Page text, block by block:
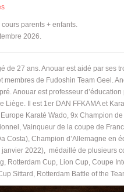
parents + enfants.
2026.
de 27 ans. Anouar est aidé par ses
membres de Fudoshin Team Geel.
Anouar est professeur
Liège. Il est 1er DAN FFKAMA et
Karaté Wado, 9x Champion
Vainqueur de la coupe de
Costa), Champion d’Allemagne en
2022), médaillé de plusieurs
Rotterdam Cup, Lion Cup, Coupe
Sittard, Rotterdam Battle of the